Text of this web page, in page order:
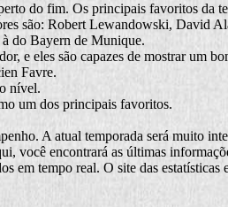
do fim. Os principais favoritos da
são: Robert Lewandowski, David
do Bayern de Munique.
e eles são capazes de mostrar um
Favre.
nível.
um dos principais favoritos.
A atual temporada será muito
você encontrará as últimas
em tempo real. O site das